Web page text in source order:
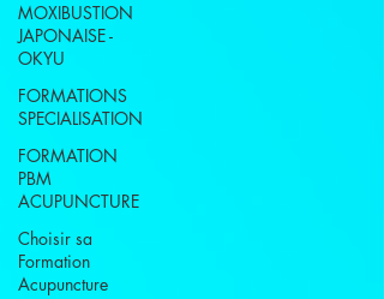
MOXIBUSTION
JAPONAISE -
OKYU
FORMATIONS
SPECIALISATION
FORMATION
PBM
ACUPUNCTURE
Choisir sa
Formation
Acupuncture